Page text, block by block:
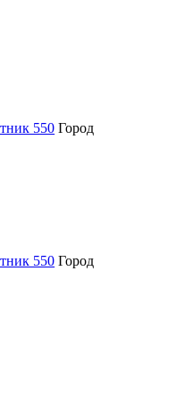
550 Город
550 Город